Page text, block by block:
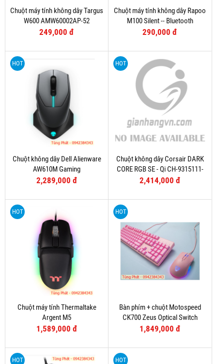
Chuột máy tính không dây Targus
W600 AMW60002AP-52
249,000 đ
Chuột máy tính không dây Rapoo
M100 Silent -- Bluetooth
290,000 đ
HOT
Chuột không dây Dell Alienware
AW610M Gaming
2,289,000 đ
HOT
Chuột không dây Corsair DARK
CORE RGB SE - Qi CH-9315111-
AP
2,414,000 đ
HOT
Chuột máy tính Thermaltake
Argent M5
1,589,000 đ
HOT
Bàn phím + chuột Motospeed
CK700 Zeus Optical Switch
(Hồng)
1,849,000 đ
HOT HOT